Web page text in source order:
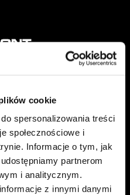
cookie
spersonalizowania treści
społecznościowe i
Informacje o tym, jak
partnerom
i analitycznym.
z innymi danymi